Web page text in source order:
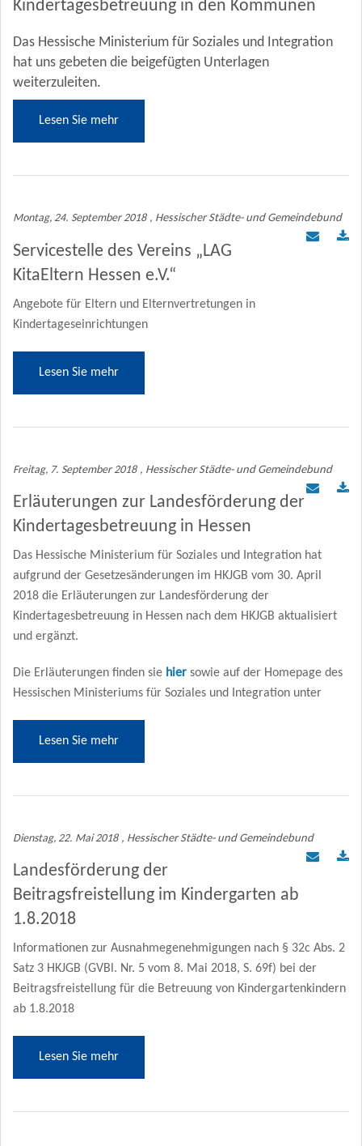
Kindertagesbetreuung in den Kommunen
Das Hessische Ministerium für Soziales und Integration
hat uns gebeten die beigefügten Unterlagen
weiterzuleiten.
Lesen Sie mehr
Montag, 24. September 2018 , Hessischer Städte- und Gemeindebund
Servicestelle des Vereins „LAG
KitaEltern Hessen e.V.“
Angebote für Eltern und Elternvertretungen in
Kindertageseinrichtungen
Lesen Sie mehr
Freitag, 7. September 2018 , Hessischer Städte- und Gemeindebund
Erläuterungen zur Landesförderung der
Kindertagesbetreuung in Hessen
Das Hessische Ministerium für Soziales und Integration hat
aufgrund der Gesetzesänderungen im HKJGB vom 30. April
2018 die Erläuterungen zur Landesförderung der
Kindertagesbetreuung in Hessen nach dem HKJGB aktualisiert
und ergänzt.
Die Erläuterungen finden sie hier sowie auf der Homepage des
Hessischen Ministeriums für Soziales und Integration unter
Lesen Sie mehr
Dienstag, 22. Mai 2018 , Hessischer Städte- und Gemeindebund
Landesförderung der
Beitragsfreistellung im Kindergarten ab
1.8.2018
Informationen zur Ausnahmegenehmigungen nach § 32c Abs. 2
Satz 3 HKJGB (GVBl. Nr. 5 vom 8. Mai 2018, S. 69f) bei der
Beitragsfreistellung für die Betreuung von Kindergartenkindern
ab 1.8.2018
Lesen Sie mehr